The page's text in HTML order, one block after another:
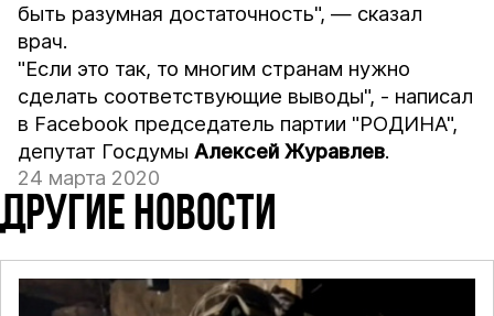
быть разумная достаточность", — сказал
врач.
"Если это так, то многим странам нужно
сделать соответствующие выводы", - написал
в Facebook председатель партии "РОДИНА",
депутат ГосдумыАлексей Журавлев.
24 марта 2020
ДРУГИЕ НОВОСТИ